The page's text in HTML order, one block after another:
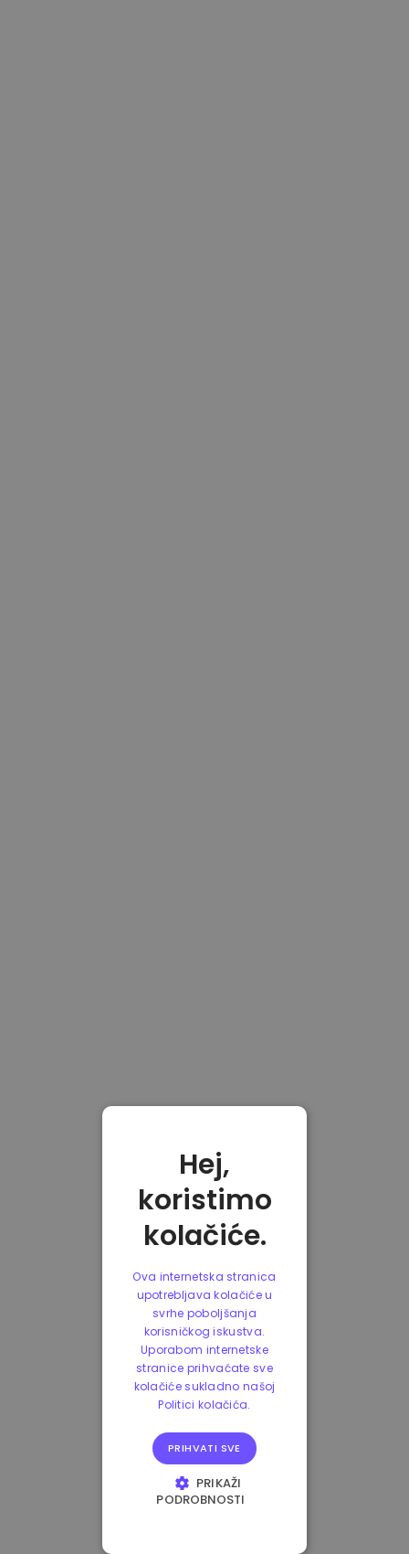
Hej,
koristimo
kolačiće.
Ova internetska stranica
upotrebljava kolačiće u
svrhe poboljšanja
korisničkog iskustva.
Uporabom internetske
stranice prihvaćate sve
kolačiće sukladno našoj
Politici kolačića.
PRIHVATI SVE
PRIKAŽI
PODROBNOSTI